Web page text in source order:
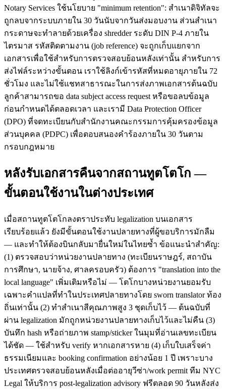
Notary Services ใช้นโยบาย "minimum retention": สำเนาดิจิทัลจะ
ถูกลบจากระบบภายใน 30 วันนับจากวันส่งมอบงาน ส่วนสำเนา
กระดาษจะทำลายด้วยเครื่อง shredder ระดับ DIN P-4 ภายใน
ไตรมาส รหัสติดตามงาน (job reference) จะถูกเก็บแยกจาก
เอกสารเพื่อใช้สำหรับการตรวจสอบย้อนหลังเท่านั้น สำหรับการ
ส่งไฟล์ระหว่างขั้นตอน เราใช้ลิงก์เข้ารหัสที่หมดอายุภายใน 72
ชั่วโมง และไม่ใช้แชทสาธารณะในการส่งภาพเอกสารต้นฉบับ
ลูกค้าสามารถขอ data subject access request หรือขอลบข้อมูล
ก่อนกำหนดได้ตลอดเวลา และเรามี Data Protection Officer
(DPO) ที่จดทะเบียนกับสำนักงานคณะกรรมการคุ้มครองข้อมูล
ส่วนบุคคล (PDPC) เพื่อตอบสนองคำร้องภายใน 30 วันตาม
กรอบกฎหมาย
หลังรับเอกสารคืนจากสถานทูตโตโก —
ขั้นตอนใช้งานในต่างประเทศ
เมื่อสถานทูตโตโกลงตราประทับ legalization บนเอกสาร
เรียบร้อยแล้ว ยังมีขั้นตอนใช้งานปลายทางที่ผู้ขอบริการมักลืม
— และทำให้ต้องบินกลับมายื่นใหม่ในไทยซ้ำ ข้อแนะนำสำคัญ:
(1) ตรวจสอบว่าหน่วยงานปลายทาง (ทะเบียนราษฎร์, สถาบัน
การศึกษา, นายจ้าง, ศาลครอบครัว) ต้องการ "translation into the
local language" เพิ่มเติมหรือไม่ — โตโกบางหน่วยงานยอมรับ
เฉพาะคำแปลที่ทำในประเทศปลายทางโดย sworn translator ท้อง
ถิ่นเท่านั้น (2) ทำสำเนาสีคุณภาพสูง 3 ชุดเก็บไว้ — ต้นฉบับที่
ผ่าน legalization มักถูกหน่วยงานปลายทางเก็บไว้และไม่คืน (3)
บันทึก hash หรือถ่ายภาพ stamp/sticker ในมุมที่อ่านเลขทะเบียน
ได้ชัด — ใช้สำหรับ verify หากเอกสารหาย (4) เก็บใบเสร็จค่า
ธรรมเนียมและ booking confirmation อย่างน้อย 1 ปี เพราะบาง
ประเทศตรวจสอบย้อนหลังเมื่อต่ออายุวีซ่า/work permit ทีม NYC
Legal ให้บริการ post-legalization advisory ฟรีตลอด 90 วันหลังส่ง